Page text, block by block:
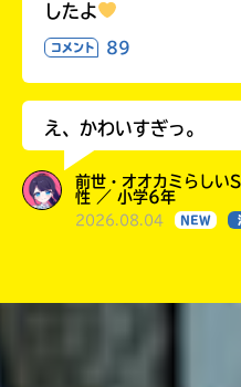
したよ
コメント 89
え、かわいすぎっ。
前世・オオカミらし
性 ／ 小学6年
2026.08.04 NEW